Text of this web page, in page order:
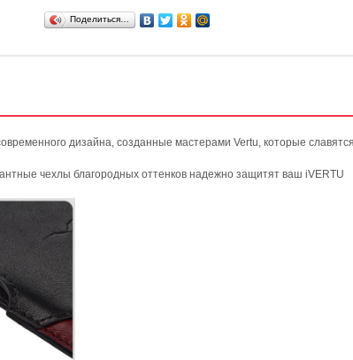
Поделиться…
дизайна, созданные мастерами Vertu, которые
чехлы благородных оттенков надежно защитят ваш iVERTU